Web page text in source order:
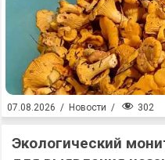
07.08.2026 / Новости / 302
Экологический